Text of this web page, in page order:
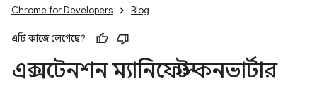
Chrome for Developers Blog
এটি কাজে লেগেছে?
এক্সটেনশন ম্যানিফেস্ট কনভার্টার